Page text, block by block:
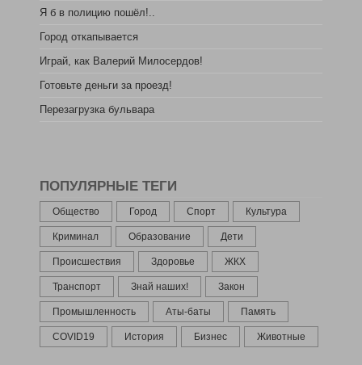
Я б в полицию пошёл!..
Город откапывается
Играй, как Валерий Милосердов!
Готовьте деньги за проезд!
Перезагрузка бульвара
ПОПУЛЯРНЫЕ ТЕГИ
Общество Город Спорт Культура
Криминал Образование Дети
Происшествия Здоровье ЖКХ
Транспорт Знай наших! Закон
Промышленность Аты-баты Память
COVID19 История Бизнес Животные